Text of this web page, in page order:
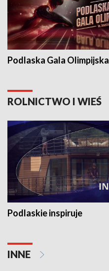
Podlaska Gala Olimpijska
ROLNICTWO I WIEŚ
Podlaskie inspiruje
INNE